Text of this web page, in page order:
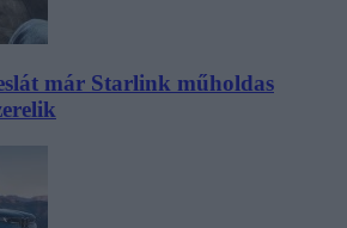
már Starlink műholdas